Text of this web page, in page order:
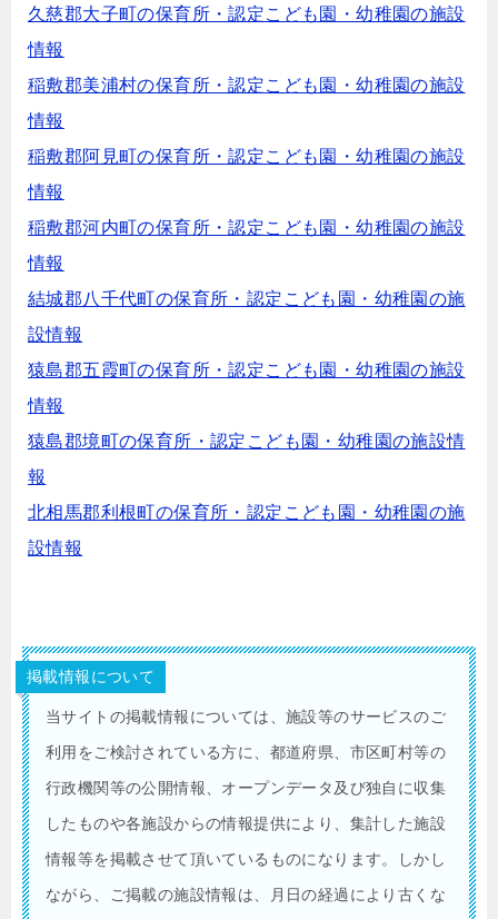
久慈郡大子町の保育所・認定こども園・幼稚園の施設
情報
稲敷郡美浦村の保育所・認定こども園・幼稚園の施設
情報
稲敷郡阿見町の保育所・認定こども園・幼稚園の施設
情報
稲敷郡河内町の保育所・認定こども園・幼稚園の施設
情報
結城郡八千代町の保育所・認定こども園・幼稚園の施
設情報
猿島郡五霞町の保育所・認定こども園・幼稚園の施設
情報
猿島郡境町の保育所・認定こども園・幼稚園の施設情
報
北相馬郡利根町の保育所・認定こども園・幼稚園の施
設情報
掲載情報について
当サイトの掲載情報については、施設等のサービスのご
利用をご検討されている方に、都道府県、市区町村等の
行政機関等の公開情報、オープンデータ及び独自に収集
したものや各施設からの情報提供により、集計した施設
情報等を掲載させて頂いているものになります。しかし
ながら、ご掲載の施設情報は、月日の経過により古くな